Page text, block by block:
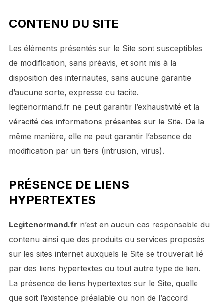
CONTENU DU SITE
Les éléments présentés sur le Site sont susceptibles
de modification, sans préavis, et sont mis à la
disposition des internautes, sans aucune garantie
d’aucune sorte, expresse ou tacite.
legitenormand.fr ne peut garantir l’exhaustivité et la
véracité des informations présentes sur le Site. De la
même manière, elle ne peut garantir l’absence de
modification par un tiers (intrusion, virus).
PRÉSENCE DE LIENS
HYPERTEXTES
Legitenormand.fr n’est en aucun cas responsable du
contenu ainsi que des produits ou services proposés
sur les sites internet auxquels le Site se trouverait lié
par des liens hypertextes ou tout autre type de lien.
La présence de liens hypertextes sur le Site, quelle
que soit l’existence préalable ou non de l’accord